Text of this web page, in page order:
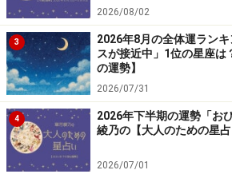
2026/08/02
3
2026年8月の全体運ラン
スが接近中」1位の星座は
の運勢】
2026/07/31
4
2026年下半期の運勢「お
綾乃の【大人のための星占
2026/07/01